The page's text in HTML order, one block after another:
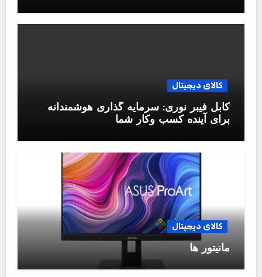
کالای دیجیتال
کابل فیبر نوری: سرمایه گذاری هوشمندانه
برای آینده کسب وکار شما
کالای دیجیتال
مانیتور ها